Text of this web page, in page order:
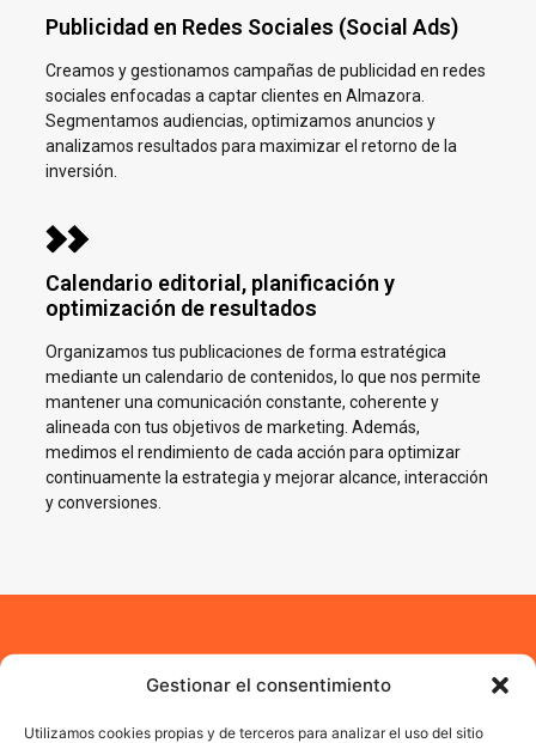
Gestionar el consentimiento
Utilizamos cookies propias y de terceros para analizar el uso del sitio
Publicidad en Redes Sociales (Social Ads)
Creamos y gestionamos campañas de publicidad en redes
sociales enfocadas a captar clientes en Almazora.
Segmentamos audiencias, optimizamos anuncios y
analizamos resultados para maximizar el retorno de la
inversión.
Calendario editorial, planificación y
optimización de resultados
Organizamos tus publicaciones de forma estratégica
mediante un calendario de contenidos, lo que nos permite
mantener una comunicación constante, coherente y
alineada con tus objetivos de marketing. Además,
medimos el rendimiento de cada acción para optimizar
continuamente la estrategia y mejorar alcance, interacción
y conversiones.
Impulsamos tu negocio en